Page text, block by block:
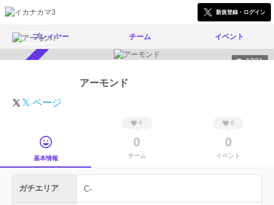
新規登録・ログイン
プレイヤー チーム イベント
1331
アーモンド
𝕏 ページ
基本情報
0
0
チーム
0
0
イベント
ガチエリア C-